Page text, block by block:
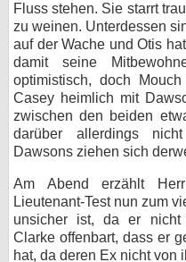
Fluss stehen. Sie starrt
zu weinen. Unterdessen
auf der Wache und Otis
damit seine
optimistisch, doch
Casey heimlich mit
zwischen den beiden
darüber allerdings
Dawsons ziehen sich
Am Abend erzählt
Lieutenant-Test nun zum
unsicher ist, da er nicht
Clarke offenbart, dass er
hat, da deren Ex nicht von